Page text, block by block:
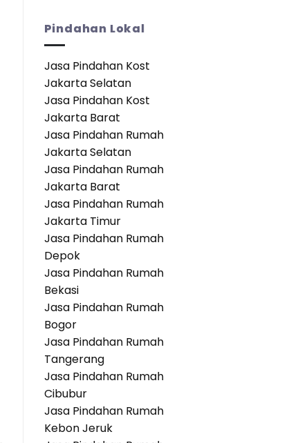
Pindahan Lokal
Jasa Pindahan Kost
Jakarta Selatan
Jasa Pindahan Kost
Jakarta Barat
Jasa Pindahan Rumah
Jakarta Selatan
Jasa Pindahan Rumah
Jakarta Barat
Jasa Pindahan Rumah
Jakarta Timur
Jasa Pindahan Rumah
Depok
Jasa Pindahan Rumah
Bekasi
Jasa Pindahan Rumah
Bogor
Jasa Pindahan Rumah
Tangerang
Jasa Pindahan Rumah
Cibubur
Jasa Pindahan Rumah
Kebon Jeruk